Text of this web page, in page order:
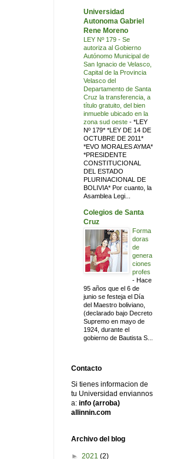
Universidad
Autonoma Gabriel
Rene Moreno
LEY Nº 179 - Se
autoriza al Gobierno
Autónomo Municipal de
San Ignacio de Velasco,
Capital de la Provincia
Velasco del
Departamento de Santa
Cruz la transferencia, a
título gratuito, del bien
inmueble ubicado en la
zona sud oeste - *LEY
Nº 179* *LEY DE 14 DE
OCTUBRE DE 2011*
*EVO MORALES AYMA*
*PRESIDENTE
CONSTITUCIONAL
DEL ESTADO
PLURINACIONAL DE
BOLIVIA* Por cuanto, la
Asamblea Legi...
Colegios de Santa
Cruz
Forma
doras
de
genera
ciones
profes
- Hace
95 años que el 6 de
junio se festeja el Día
del Maestro boliviano,
(declarado bajo Decreto
Supremo en mayo de
1924, durante el
gobierno de Bautista S...
Contacto
Si tienes informacion de
tu Universidad enviannos
a: info (arroba)
allinnin.com
Archivo del blog
► 2021 (2)